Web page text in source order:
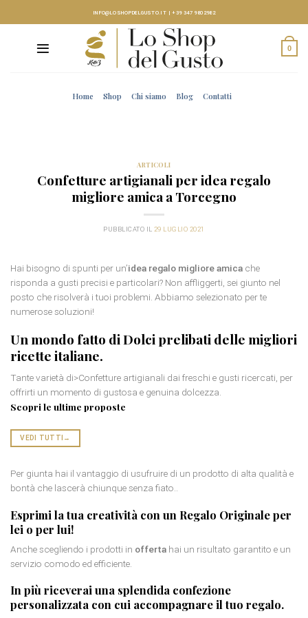
INFO@LOSHOPDELGUSTO.IT |+39 347 9802982
0
Home Shop Chi siamo Blog Contatti
ARTICOLI
Confetture artigianali per idea regalo
migliore amica a Torcegno
PUBBLICATO IL 29 LUGLIO 2021
Hai bisogno di spunti per un’idea regalo migliore amica che
risponda a gusti precisi e particolari? Non affliggerti, sei giunto nel
posto che risolverà i tuoi problemi. Abbiamo selezionato per te
numerose soluzioni!
Un mondo fatto diDolci prelibatidelle migliori
ricette italiane.
Tante varietà di>Confetture artigianali dai freschi e gusti ricercati, per
offrirti un momento di gustosa e genuina dolcezza.
Scopri le ultime proposte
VEDI TUTTI →
Per giunta hai il vantaggio di usufruire di un prodotto di alta qualità e
bontà che lascerà chiunque senza fiato..
Esprimi la tua creatività con un Regalo Originale per
lei o per lui!
Anche scegliendo i prodotti in offerta hai un risultato garantito e un
servizio comodo ed efficiente.
In più riceverai una splendida confezione
personalizzata con cui accompagnare il tuo regalo.